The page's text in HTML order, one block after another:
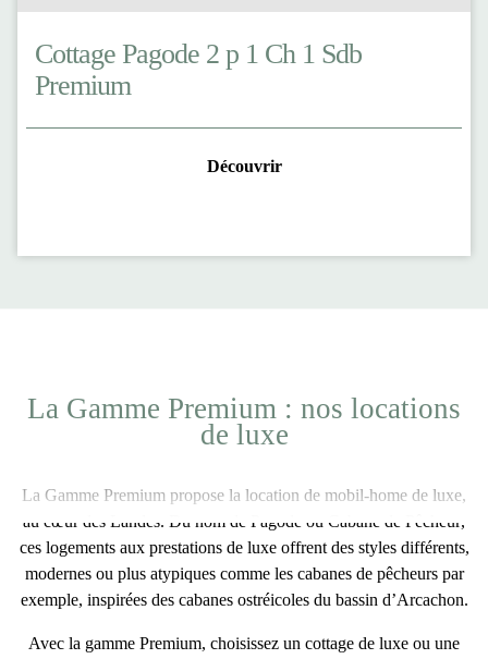
Cottage Pagode 2 p 1 Ch 1 Sdb
Premium
Découvrir
La Gamme Premium : nos locations
de luxe
La Gamme Premium propose la location de mobil-home de luxe,
au cœur des Landes. Du nom de Pagode ou Cabane de Pêcheur,
ces logements aux prestations de luxeoffrent des styles différents,
modernesou plus atypiquescomme les cabanes de pêcheurs par
exemple, inspirées des cabanes ostréicoles du bassin d’Arcachon.
Avec la gamme Premium, choisissez un cottage de luxe ou une